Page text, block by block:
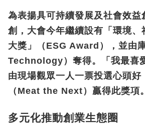
為表揚具可持續發展及社會效益
創，大會今年繼續設有「環境、
大獎」
（ ESG Award ） ，並由
Technology） 奪得。「我最喜
由現場觀眾一人一票投選心頭好
（ Meat the Next） 贏得此獎項。
多元化推動創業生態圈